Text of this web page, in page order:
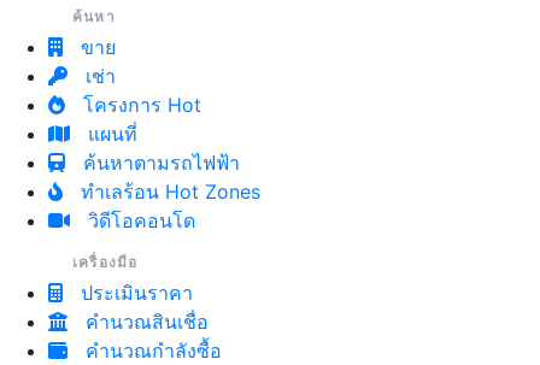
ค้นหา
ขาย
เช่า
โครงการ Hot
แผนที่
ค้นหาตามรถไฟฟ้า
ทำเลร้อน Hot Zones
วิดีโอคอนโด
เครื่องมือ
ประเมินราคา
คำนวณสินเชื่อ
คำนวณกำลังซื้อ